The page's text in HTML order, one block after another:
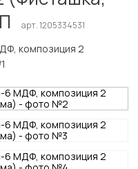
арт. 1205334531